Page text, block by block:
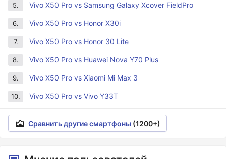
5. Vivo X50 Pro vs Samsung Galaxy Xcover FieldPro
6. Vivo X50 Pro vs Honor X30i
7. Vivo X50 Pro vs Honor 30 Lite
8. Vivo X50 Pro vs Huawei Nova Y70 Plus
9. Vivo X50 Pro vs Xiaomi Mi Max 3
10. Vivo X50 Pro vs Vivo Y33T
Сравнить другие смартфоны (1200+)